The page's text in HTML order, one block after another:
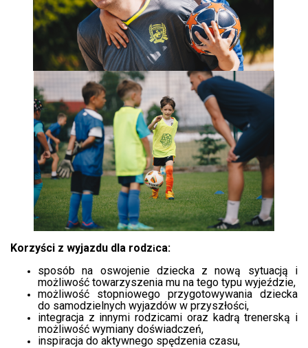
Korzyści z wyjazdu dla rodzica:
sposób na oswojenie dziecka z nową sytuacją i
możliwość towarzyszenia mu na tego typu wyjeździe,
możliwość stopniowego przygotowywania dziecka
do samodzielnych wyjazdów w przyszłości,
integracja z innymi rodzicami oraz kadrą trenerską i
możliwość wymiany doświadczeń,
inspiracja do aktywnego spędzenia czasu,